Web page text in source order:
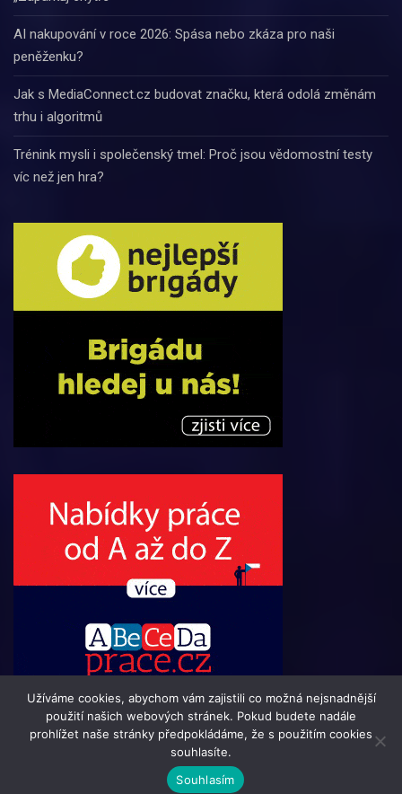
AI nakupování v roce 2026: Spása nebo zkáza pro naši
peněženku?
Jak s MediaConnect.cz budovat značku, která odolá změnám
trhu i algoritmů
Trénink mysli i společenský tmel: Proč jsou vědomostní testy
víc než jen hra?
© 2016 - 2024 Informacni-Buletin.cz | člen skupiny 123jobs
Media | Všechna práva vyhrazena | Theme by
Užíváme cookies, abychom vám zajistili co možná nejsnadnější
použití našich webových stránek. Pokud budete nadále
prohlížet naše stránky předpokládáme, že s použitím cookies
souhlasíte.
Souhlasím